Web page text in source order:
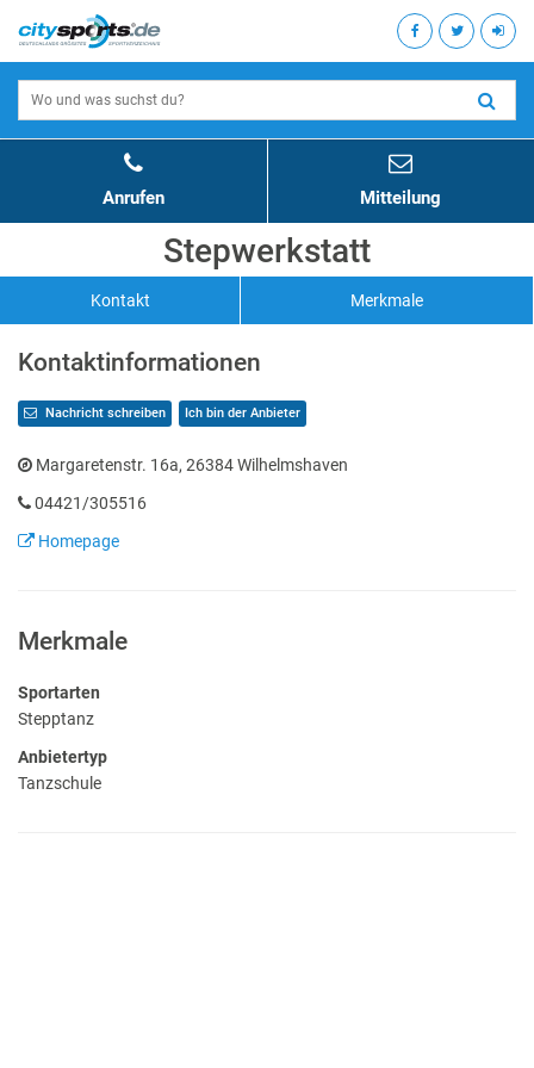
Anrufen Mitteilung
Stepwerkstatt
Kontakt Merkmale
Kontaktinformationen
Nachricht schreiben Ich bin der Anbieter
Margaretenstr. 16a, 26384 Wilhelmshaven
04421/305516
Homepage
Merkmale
Sportarten
Stepptanz
Anbietertyp
Tanzschule